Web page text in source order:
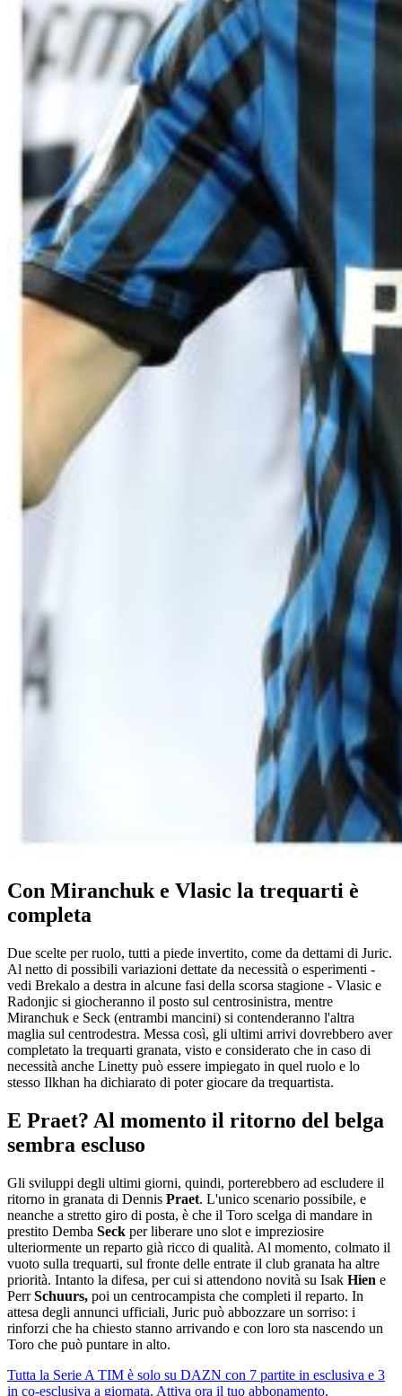
Con Miranchuk e Vlasic la trequarti è
completa
Due scelte per ruolo, tutti a piede invertito, come da dettami di Juric.
Al netto di possibili variazioni dettate da necessità o esperimenti -
vedi Brekalo a destra in alcune fasi della scorsa stagione - Vlasic e
Radonjic si giocheranno il posto sul centrosinistra, mentre
Miranchuk e Seck (entrambi mancini) si contenderanno l'altra
maglia sul centrodestra. Messa così, gli ultimi arrivi dovrebbero aver
completato la trequarti granata, visto e considerato che in caso di
necessità anche Linetty può essere impiegato in quel ruolo e lo
stesso Ilkhan ha dichiarato di poter giocare da trequartista.
E Praet? Al momento il ritorno del belga
sembra escluso
Gli sviluppi degli ultimi giorni, quindi, porterebbero ad escludere il
ritorno in granata di Dennis Praet. L'unico scenario possibile, e
neanche a stretto giro di posta, è che il Toro scelga di mandare in
prestito Demba Seck per liberare uno slot e impreziosire
ulteriormente un reparto già ricco di qualità. Al momento, colmato il
vuoto sulla trequarti, sul fronte delle entrate il club granata ha altre
priorità. Intanto la difesa, per cui si attendono novità su Isak Hien e
PerrSchuurs, poi un centrocampista che completi il reparto. In
attesa degli annunci ufficiali, Juric può abbozzare un sorriso: i
rinforzi che ha chiesto stanno arrivando e con loro sta nascendo un
Toro che può puntare in alto.
Tutta la Serie A TIM è solo su DAZN con 7 partite in esclusiva e 3
in co-esclusiva a giornata. Attiva ora il tuo abbonamento.